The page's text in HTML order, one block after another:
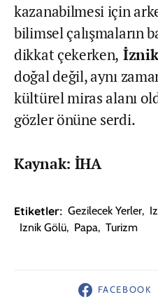
kazanabilmesi için
bilimsel çalışmaların
dikkat çekerken,
doğal değil, aynı
kültürel miras alanı
gözler önüne serdi.
Kaynak: İHA
Etiketler: Gezilecek Yerler,
Iznik Gölü, Papa, Turizm
FACEBOOK